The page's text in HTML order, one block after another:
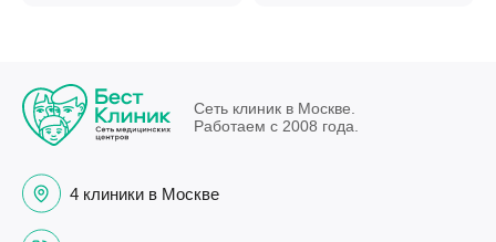
Сеть клиник в Москве.
Работаем с 2008 года.
4 клиники в Москве